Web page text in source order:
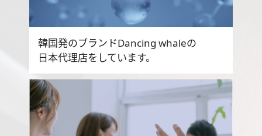
韓国発のブランドDancing whaleの
日本代理店をしています。